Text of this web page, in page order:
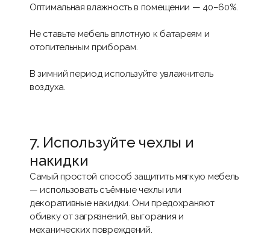
Оптимальная влажность в помещении — 40–60%.
Не ставьте мебель вплотную к батареям и
отопительным приборам.
В зимний период используйте увлажнитель
воздуха.
7. Используйте чехлы и
накидки
Самый простой способ защитить мягкую мебель
— использовать съёмные чехлы или
декоративные накидки. Они предохраняют
обивку от загрязнений, выгорания и
механических повреждений.